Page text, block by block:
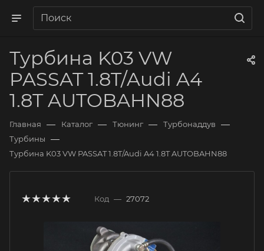
Турбина K03 VW
PASSAT 1.8T/Audi A4
1.8T AUTOBAHN88
Главная — Каталог — Тюнинг — Турбонаддув —
Турбины —
Турбина K03 VW PASSAT 1.8T/Audi A4 1.8T AUTOBAHN88
Код — 27072